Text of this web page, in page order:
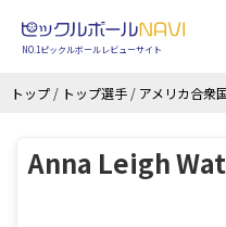
NO.1ピックルボールレビューサイト
トップ / トップ選手 / アメリカ合衆
Anna Leigh